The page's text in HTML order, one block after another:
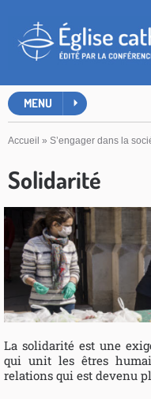
MENU
Accueil » S’engager dans la
Solidarité
La solidarité est une
qui unit les êtres
relations qui est devenu